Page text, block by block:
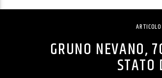
GRUNO NEVANO,
STATO